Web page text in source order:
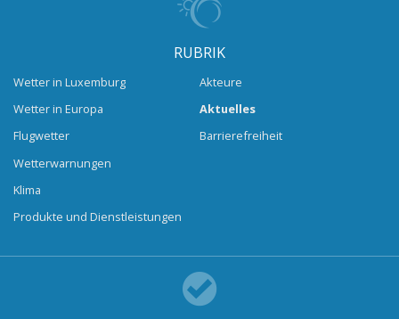
RUBRIK
Wetter in Luxemburg
Wetter in Europa
Flugwetter
Wetterwarnungen
Klima
Produkte und Dienstleistungen
Akteure
Aktuelles
Barrierefreiheit